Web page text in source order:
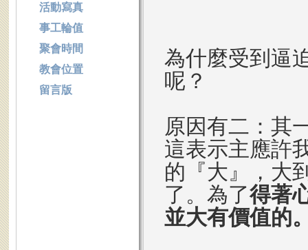
為什麼受到逼
呢？
原因有二：其
這表示主應許
的『大』，大
了。為了得著
並大有價值的
活動寫真
事工輪值
聚會時間
教會位置
留言版